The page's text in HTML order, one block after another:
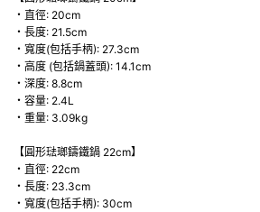
・直徑: 20cm
・長度: 21.5cm
・寬度(包括手柄): 27.3cm
・高度 (包括鍋蓋頭): 14.1cm
・深度: 8.8cm
・容量: 2.4L
・重量: 3.09kg
【圓形琺瑯鑄鐵鍋 22cm】
・直徑: 22cm
・長度: 23.3cm
・寬度(包括手柄): 30cm